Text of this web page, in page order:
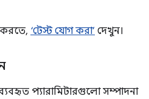
করতে, ‘টেস্ট যোগ করা’ দেখুন।
ব্যবহৃত প্যারামিটারগুলো সম্পাদনা